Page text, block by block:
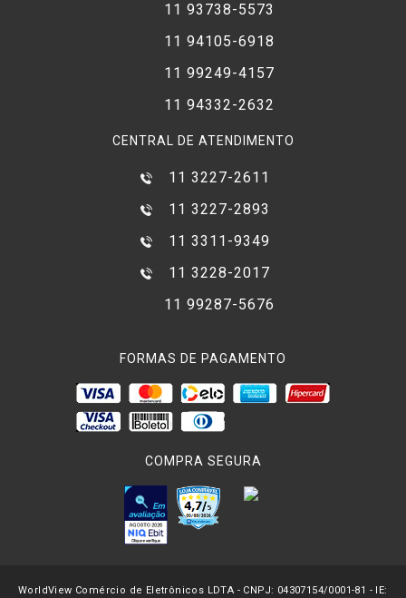
11 93738-5573
11 94105-6918
11 99249-4157
11 94332-2632
CENTRAL DE ATENDIMENTO
11 3227-2611
11 3227-2893
11 3311-9349
11 3228-2017
11 99287-5676
FORMAS DE PAGAMENTO
COMPRA SEGURA
WorldView Comércio de Eletrônicos LDTA - CNPJ: 04307154/0001-81 - IE: